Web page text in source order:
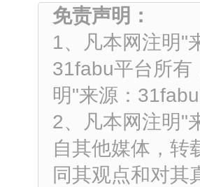
免责声明：
1、凡本网注明"
31fabu平台所有
明"来源：
2、凡本网注明"
自其他媒体，转
同其观点和对其